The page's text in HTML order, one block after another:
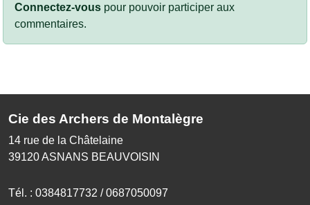
Connectez-vous pour pouvoir participer aux
commentaires.
Cie des Archers de Montalègre
14 rue de la Châtelaine
39120ASNANS BEAUVOISIN
Tél. : 0384817732 / 0687050097